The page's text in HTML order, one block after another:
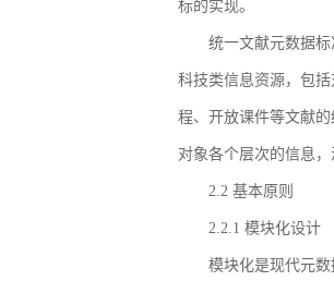
标的实现。
统一文献元数据
科技类信息资源，包
程、开放课件等文献
对象各个层次的信息
2.2 基本原则
2.2.1 模块化设计
模块化是现代元